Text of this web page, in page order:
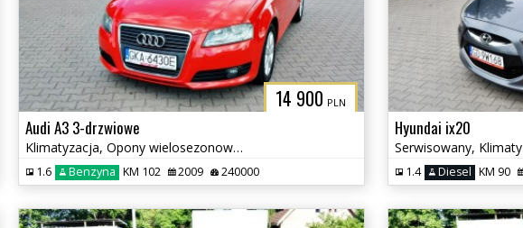
14 900 PLN
Audi A3 3-drzwiowe
Klimatyzacja, Opony wielosezonowe, Czujniki parkowania tył
1.6 Benzyna KM 102 2009 240000
Hyundai ix20
1.4 Diesel KM 90